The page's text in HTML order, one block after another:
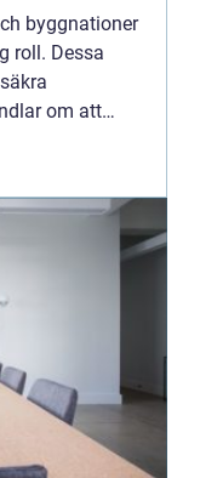
byggnationer
roll. Dessa
om att